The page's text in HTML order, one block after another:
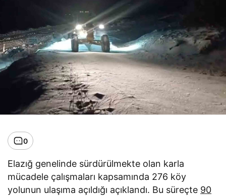
0
Elazığ genelinde sürdürülmekte olan karla
mücadele çalışmaları kapsamında 276 köy
yolunun ulaşıma açıldığı açıklandı. Bu süreçte 90